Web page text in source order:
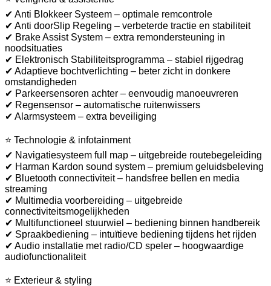
✔ Anti Blokkeer Systeem – optimale remcontrole
✔ Anti doorSlip Regeling – verbeterde tractie en stabiliteit
✔ Brake Assist System – extra remondersteuning in
noodsituaties
✔ Elektronisch Stabiliteitsprogramma – stabiel rijgedrag
✔ Adaptieve bochtverlichting – beter zicht in donkere
omstandigheden
✔ Parkeersensoren achter – eenvoudig manoeuvreren
✔ Regensensor – automatische ruitenwissers
✔ Alarmsysteem – extra beveiliging
⭐ Technologie & infotainment
✔ Navigatiesysteem full map – uitgebreide routebegeleiding
✔ Harman Kardon sound system – premium geluidsbeleving
✔ Bluetooth connectiviteit – handsfree bellen en media
streaming
✔ Multimedia voorbereiding – uitgebreide
connectiviteitsmogelijkheden
✔ Multifunctioneel stuurwiel – bediening binnen handbereik
✔ Spraakbediening – intuïtieve bediening tijdens het rijden
✔ Audio installatie met radio/CD speler – hoogwaardige
audiofunctionaliteit
⭐ Exterieur & styling